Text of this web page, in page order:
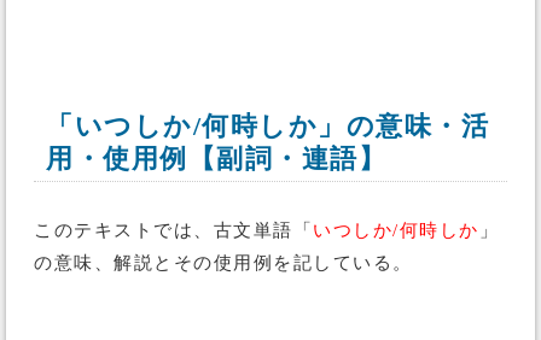
「いつしか/何時しか」の意味・活
用・使用例【副詞・連語】
このテキストでは、古文単語「 いつしか/何時しか 」
の意味、解説とその使用例を記している。